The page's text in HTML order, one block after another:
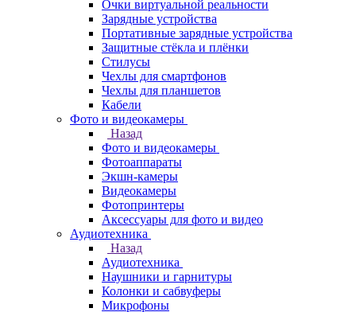
Очки виртуальной реальности
Зарядные устройства
Портативные зарядные устройства
Защитные стёкла и плёнки
Стилусы
Чехлы для смартфонов
Чехлы для планшетов
Кабели
Фото и видеокамеры
Назад
Фото и видеокамеры
Фотоаппараты
Экшн-камеры
Видеокамеры
Фотопринтеры
Аксессуары для фото и видео
Аудиотехника
Назад
Аудиотехника
Наушники и гарнитуры
Колонки и сабвуферы
Микрофоны